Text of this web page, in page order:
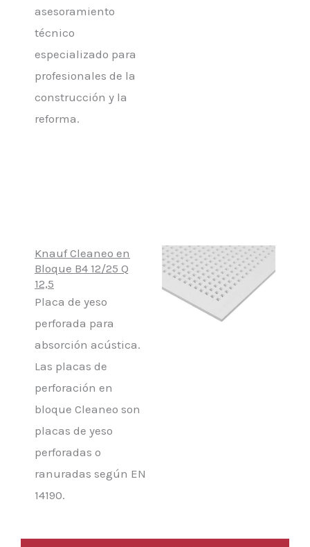
asesoramiento
técnico
especializado para
profesionales de la
construcción y la
reforma.
Knauf Cleaneo en
Bloque B4 12/25 Q
12,5
Placa de yeso
perforada para
absorción acústica.
Las placas de
perforación en
bloque Cleaneo son
placas de yeso
perforadas o
ranuradas según EN
14190.